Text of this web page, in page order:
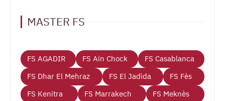
MASTER FS
FS AGADIR FS Ain Chock
FS Casablanca
FS Dhar El Mehraz
FS El Jadida
FS Fès
FS Kenitra
FS Marrakech
FS Meknès